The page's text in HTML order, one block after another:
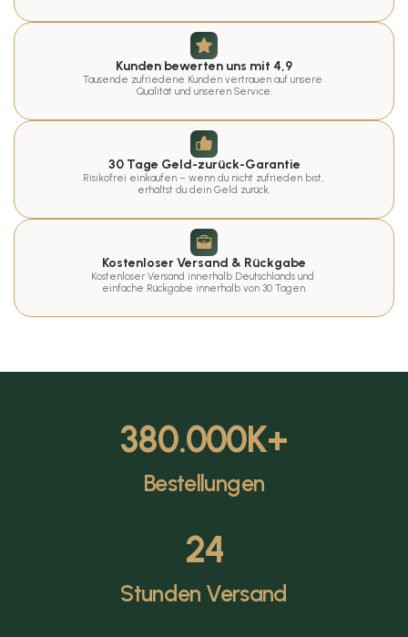
Kunden bewerten uns mit 4,9
Tausende zufriedene Kunden vertrauen auf unsere
Qualität und unseren Service.
30 Tage Geld-zurück-Garantie
Risikofrei einkaufen – wenn du nicht zufrieden bist,
erhältst du dein Geld zurück.
Kostenloser Versand & Rückgabe
Kostenloser Versand innerhalb Deutschlands und
einfache Rückgabe innerhalb von 30 Tagen.
380.000K+
Bestellungen
24
Stunden Versand